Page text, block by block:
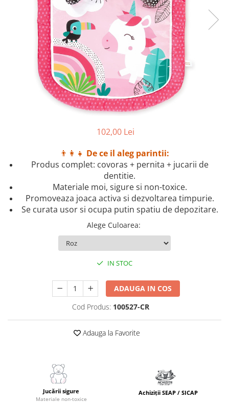
102,00 Lei
👨‍👩‍👧 De ce il aleg parintii:
Produs complet: covoras + pernita + jucarii de
dentitie.
Materiale moi, sigure si non-toxice.
Promoveaza joaca activa si dezvoltarea timpurie.
Se curata usor si ocupa putin spatiu de depozitare.
Alege Culoarea:
IN STOC
ADAUGA IN COS
Cod Produs: 100527-CR
Adauga la Favorite
Jucării sigure
Materiale non-toxice
Achiziții SEAP / SICAP